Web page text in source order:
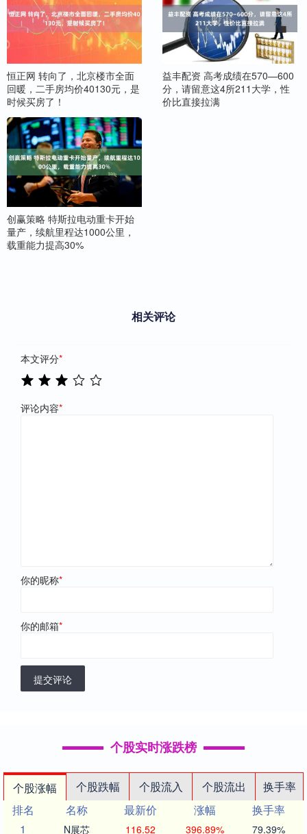
恒正网 转向了，北京楼市全面
回暖，二手房均价40130元，是
时候买房了！
益丰配资 高考成绩在570—600
分，请留意这4所211大学，性
价比直接拉满
创赢策略 特斯拉电动重卡开始
量产，续航里程达1000公里，
载重能力提高30%
相关评论
本文评分*
评论内容*
你的昵称*
你的邮箱*
提交评论
个股实时涨跌榜
个股涨幅 个股跌幅 个股流入 个股流出
换手率
排名
名称 最新价 涨幅
换手率
1
N展芯 116.52 396.89% 79.39%